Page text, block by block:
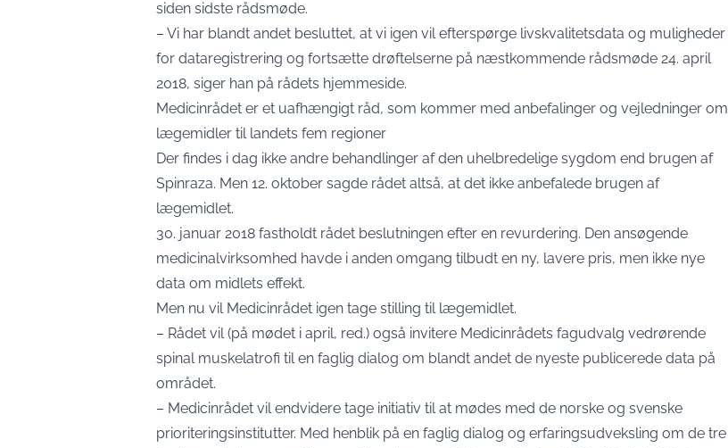
siden sidste rådsmøde.
– Vi har blandt andet besluttet, at vi igen vil efterspørge livskvalitetsdata og muligheder
for dataregistrering og fortsætte drøftelserne på næstkommende rådsmøde 24. april
2018, siger han på rådets hjemmeside.
Medicinrådet er et uafhængigt råd, som kommer med anbefalinger og vejledninger om
lægemidler til landets fem regioner
Der findes i dag ikke andre behandlinger af den uhelbredelige sygdom end brugen af
Spinraza. Men 12. oktober sagde rådet altså, at det ikke anbefalede brugen af
lægemidlet.
30. januar 2018 fastholdt rådet beslutningen efter en revurdering. Den ansøgende
medicinalvirksomhed havde i anden omgang tilbudt en ny, lavere pris, men ikke nye
data om midlets effekt.
Men nu vil Medicinrådet igen tage stilling til lægemidlet.
– Rådet vil (på mødet i april, red.) også invitere Medicinrådets fagudvalg vedrørende
spinal muskelatrofi til en faglig dialog om blandt andet de nyeste publicerede data på
området.
– Medicinrådet vil endvidere tage initiativ til at mødes med de norske og svenske
prioriteringsinstitutter. Med henblik på en faglig dialog og erfaringsudveksling om de tre